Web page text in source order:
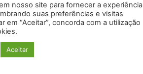
Seguir no Google
nosso site para fornecer a experiência
suas preferências e visitas
em “Aceitar”, concorda com a utilização
Aceitar